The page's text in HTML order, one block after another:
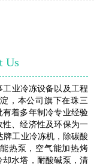
Us
业冷冻设备以及工程
，本公司旗下在珠三
着多年制冷专业经验
性、经济性及环保为一
牌工业冷冻机，除碳酸
热泵，空气能加热烤
水塔，耐酸碱泵，清